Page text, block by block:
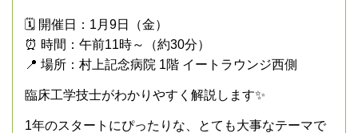
🗓 開催日：1月9日（金）
⏰ 時間：午前11時～（約30分）
📍 場所：村上記念病院 1階 イートラウンジ西側
臨床工学技士がわかりやすく解説します✨
1年のスタートにぴったりな、とても大事なテーマで